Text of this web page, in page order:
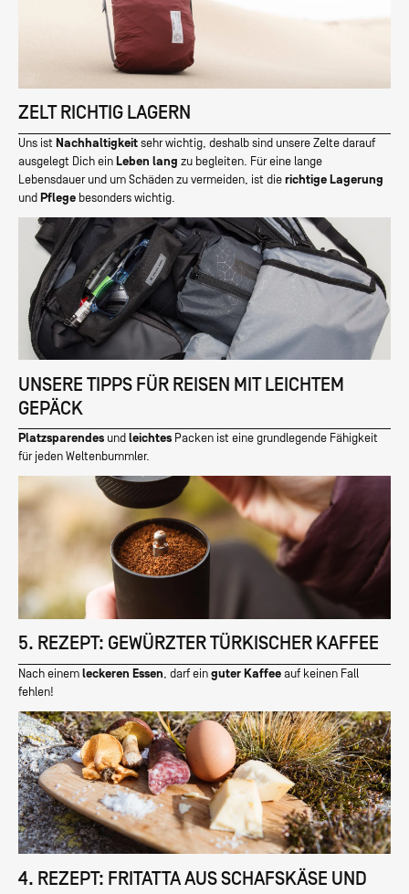
ZELT RICHTIG LAGERN
Uns ist Nachhaltigkeitsehr wichtig, deshalb sind unsere Zelte darauf
ausgelegt Dich ein Leben lang zu begleiten. Für eine lange
Lebensdauer und um Schäden zu vermeiden, ist dierichtige Lagerung
und Pflege besonders wichtig.
UNSERE TIPPS FÜR REISEN MIT LEICHTEM
GEPÄCK
Platzsparendes undleichtes Packen ist eine grundlegende Fähigkeit
für jeden Weltenbummler.
5. REZEPT: GEWÜRZTER TÜRKISCHER KAFFEE
Nach einemleckeren Essen, darf einguter Kaffeeauf keinen Fall
fehlen!
4. REZEPT: FRITATTA AUS SCHAFSKÄSE UND